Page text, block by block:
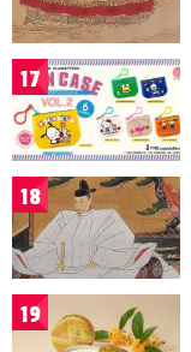
17
18
19